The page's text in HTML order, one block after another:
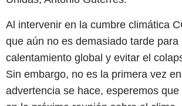
Al intervenir en la cumbre climática
que aún no es demasiado tarde para
calentamiento global y evitar el
Sin embargo, no es la primera vez
advertencia se hace, esperemos